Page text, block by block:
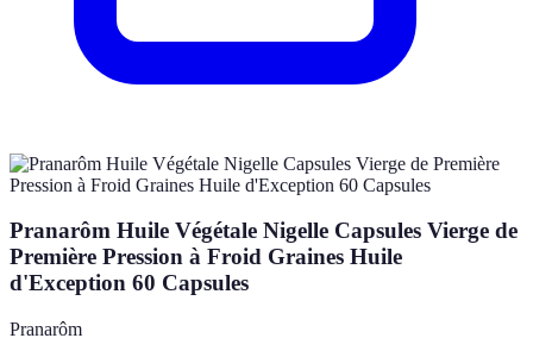
Pranarôm Huile Végétale Nigelle Capsules Vierge de
Première Pression à Froid Graines Huile
d'Exception 60 Capsules
Pranarôm